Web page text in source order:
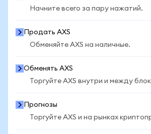
Начните всего за пару нажатий.
Продать AXS
Обменяйте AXS на наличные.
Обменять AXS
Торгуйте AXS внутри и между
Прогнозы
Торгуйте AXS и на рынках